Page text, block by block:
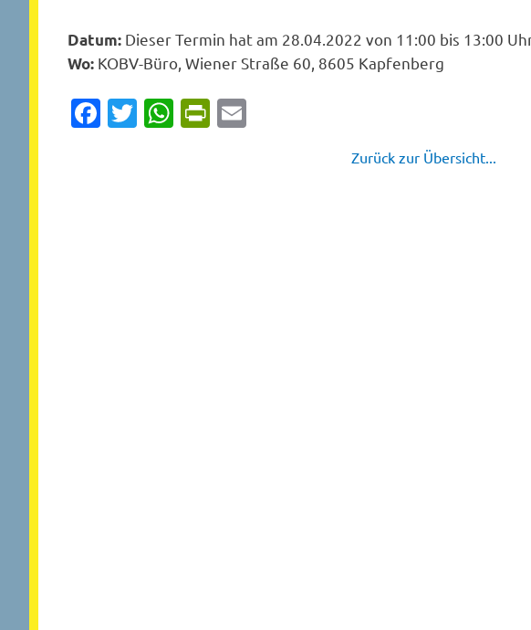
Datum: Dieser Termin hat am 28.04.2022 von 11:00 bis 13:00
Wo: KOBV-Büro, Wiener Straße 60, 8605 Kapfenberg
Facebook
Twitter
WhatsApp
PrintFriendly
Zurück zur Übersicht...